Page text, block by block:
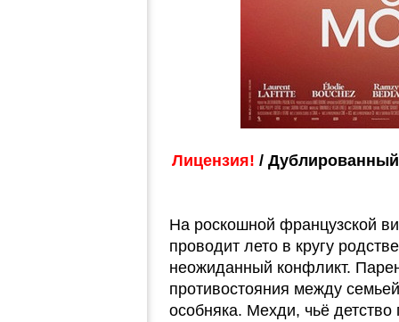
Лицензия! /
На роскошной французской
проводит лето в кругу
неожиданный конфликт.
противостояния между
особняка. Мехди, чьё